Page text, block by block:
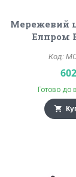
Мережевий
Елпром
Готово до